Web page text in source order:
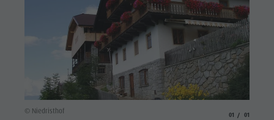
© Niedristhof
01 01